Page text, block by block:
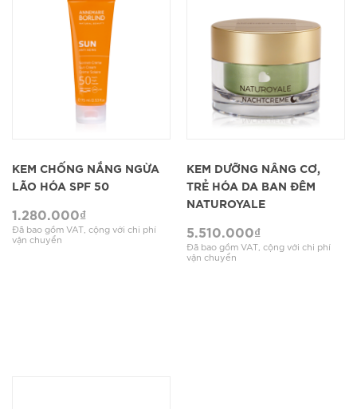
KEM CHỐNG NẮNG NGỪA
LÃO HÓA SPF 50
1.280.000₫
Đã bao gồm VAT, cộng với chi phí
vận chuyển
KEM DƯỠNG NÂNG CƠ,
TRẺ HÓA DA BAN ĐÊM
NATUROYALE
5.510.000₫
Đã bao gồm VAT, cộng với chi phí
vận chuyển